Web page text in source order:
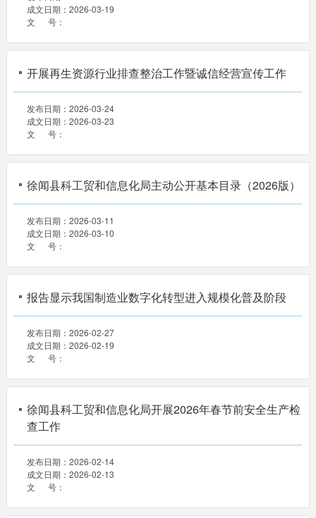
成文日期： 2026-03-19
文 号：
开展再生资源行业排查整治工作暨诚信经营宣传工作
发布日期： 2026-03-24
成文日期： 2026-03-23
文 号：
徐闻县科工贸和信息化局主动公开基本目录（2026版）
发布日期： 2026-03-11
成文日期： 2026-03-10
文 号：
报告显示我国制造业数字化转型进入规模化普及阶段
发布日期： 2026-02-27
成文日期： 2026-02-19
文 号：
徐闻县科工贸和信息化局开展2026年春节前安全生产检
查工作
发布日期： 2026-02-14
成文日期： 2026-02-13
文 号：